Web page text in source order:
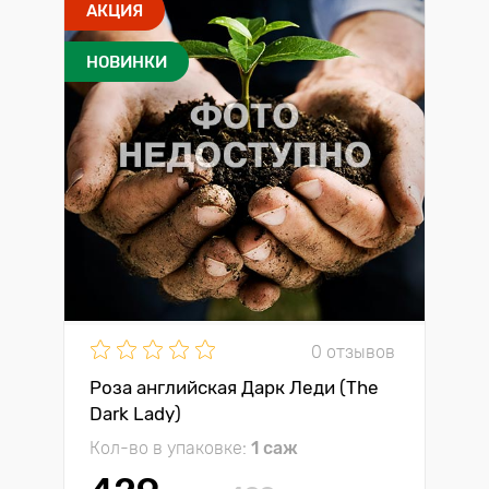
АКЦИЯ
НОВИНКИ
0 отзывов
Роза английская Дарк Леди (The
Dark Lady)
Кол-во в упаковке: 1 саж